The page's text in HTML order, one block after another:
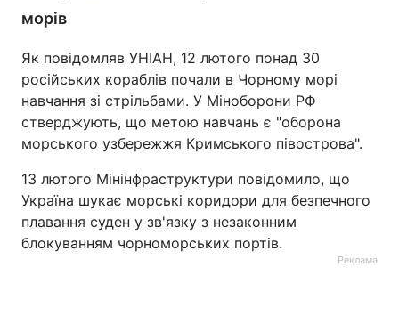
морів
Як повідомляв УНІАН, 12 лютого понад 30
російських кораблів почали в Чорному морі
навчання зі стрільбами. У Міноборони РФ
стверджують, що метою навчань є "оборона
морського узбережжя Кримського півострова".
13 лютого Мінінфраструктури повідомило, що
Україна шукає морські коридори для безпечного
плавання суден у зв'язку з незаконним
блокуванням чорноморських портів.
Реклама